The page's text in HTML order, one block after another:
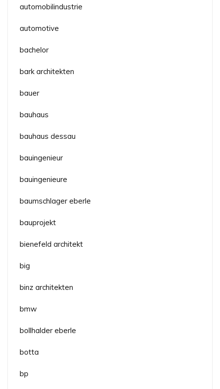
automobilindustrie
automotive
bachelor
bark architekten
bauer
bauhaus
bauhaus dessau
bauingenieur
bauingenieure
baumschlager eberle
bauprojekt
bienefeld architekt
big
binz architekten
bmw
bollhalder eberle
botta
bp